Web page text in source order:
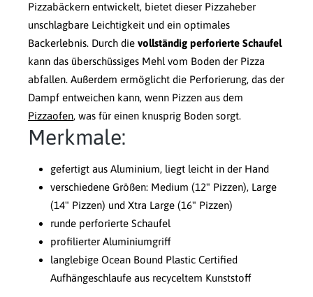
Pizzabäckern entwickelt, bietet dieser Pizzaheber
unschlagbare Leichtigkeit und ein optimales
Backerlebnis. Durch die vollständig perforierte Schaufel
kann das überschüssiges Mehl vom Boden der Pizza
abfallen. Außerdem ermöglicht die Perforierung, das der
Dampf entweichen kann, wenn Pizzen aus dem
Pizzaofen, was für einen knusprig Boden sorgt.
Merkmale:
gefertigt aus Aluminium, liegt leicht in der Hand
verschiedene Größen: Medium (12" Pizzen), Large
(14" Pizzen) und Xtra Large (16" Pizzen)
runde perforierte Schaufel
profilierter Aluminiumgriff
langlebige Ocean Bound Plastic Certified
Aufhängeschlaufe aus recyceltem Kunststoff